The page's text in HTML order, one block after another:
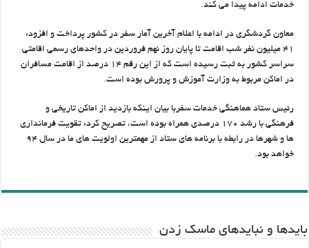
خدمات ادامه پیدا می کند.
معاون گردشگری در ادامه با اعلام آخرین آمار سفر در کشور پرداخت و افزود:
۴۱ میلیون نفر شب اقامت تا پایان روز نهم فروردین در واحدهای رسمی اقامتی
سراسر کشور به ثبت رسیده است که از این رقم ۱۴ درصد از اقامت مسافران
در اماکن مربوط به وزارت آموزش و پرورش بوده است.
رئیس ستاد هماهنگی خدمات سفربا بیان اینکه بازدید از اماکن تاریخی و
فرهنگی با رشد ۱۷۰ درصدی همراه بوده است، تصریح کرد: تقویت فرمانداری
ها و شهرها در رابطه با برنامه های ستاد از مهمترین اولویت های ما در سال ۹۴
خواهد بود.
باید‌ها و نبایدهای ماسک زدن